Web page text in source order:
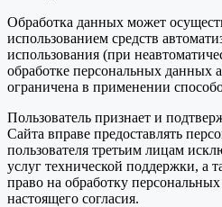
Обработка данных может
использованием средств
использования (при
обработке персональных данных
ограничена в применении
Пользователь признает и
Сайта вправе предоставлять
пользователя третьим лицам
услуг технической поддержки, а
право на обработку
настоящего согласия.